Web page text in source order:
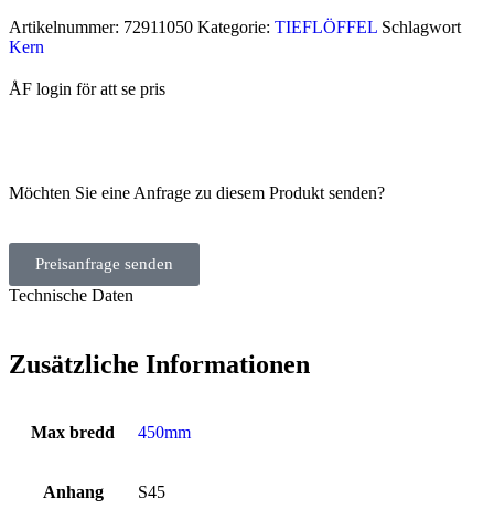
Artikelnummer: 72911050 Kategorie: TIEFLÖFFEL Schlagwort
Kern
ÅF login för att se pris
Möchten Sie eine Anfrage zu diesem Produkt senden?
Preisanfrage senden
Technische Daten
Zusätzliche Informationen
Max bredd 450mm
Anhang S45